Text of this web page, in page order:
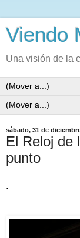
Viendo
Una visión de la
sábado, 31 de
El Reloj de
punto
.